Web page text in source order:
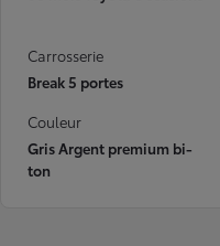
Carrosserie
Break 5 portes
Couleur
Gris Argent premium bi-
ton